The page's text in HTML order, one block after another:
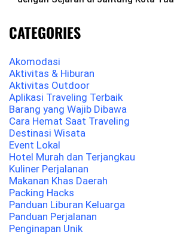
CATEGORIES
Akomodasi
Aktivitas & Hiburan
Aktivitas Outdoor
Aplikasi Traveling Terbaik
Barang yang Wajib Dibawa
Cara Hemat Saat Traveling
Destinasi Wisata
Event Lokal
Hotel Murah dan Terjangkau
Kuliner Perjalanan
Makanan Khas Daerah
Packing Hacks
Panduan Liburan Keluarga
Panduan Perjalanan
Penginapan Unik